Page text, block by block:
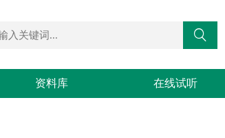

资料库 在线试听